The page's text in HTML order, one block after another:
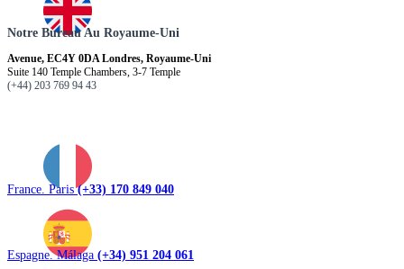
Notre Bureau Au Royaume-Uni
Avenue, EC4Y 0DA Londres, Royaume-Uni
Suite 140 Temple Chambers, 3-7 Temple
(+44) 203 769 94 43
France. Paris(+33) 170 849 040
Espagne. Málaga (+34) 951 204 061